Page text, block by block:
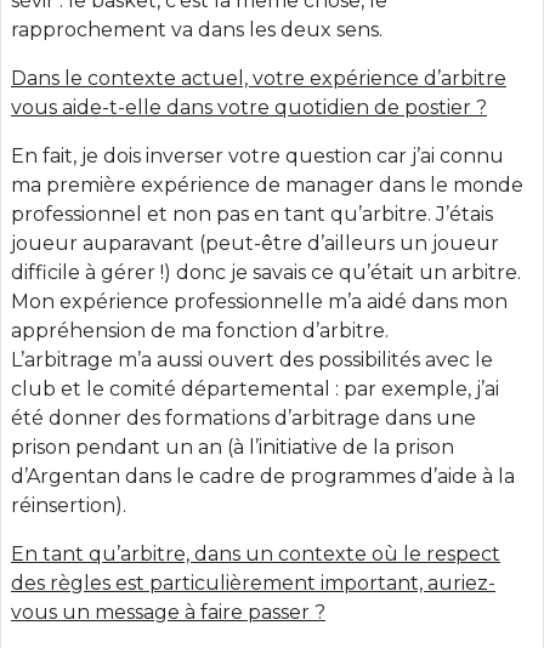
rapprochement va dans les deux sens.
Dans le contexte actuel, votre expérience d’arbitre
vous aide-t-elle dans votre quotidien de postier ?
En fait, je dois inverser votre question car j’ai connu
ma première expérience de manager dans le monde
professionnel et non pas en tant qu’arbitre. J’étais
joueur auparavant (peut-être d’ailleurs un joueur
difficile à gérer !) donc je savais ce qu’était un arbitre.
Mon expérience professionnelle m’a aidé dans mon
appréhension de ma fonction d’arbitre.
L’arbitrage m’a aussi ouvert des possibilités avec le
club et le comité départemental : par exemple, j’ai
été donner des formations d’arbitrage dans une
prison pendant un an (à l’initiative de la prison
d’Argentan dans le cadre de programmes d’aide à la
réinsertion).
En tant qu’arbitre, dans un contexte où le respect
des règles est particulièrement important, auriez-
vous un message à faire passer ?